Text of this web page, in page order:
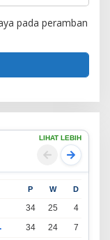
pada peramban
LIHAT LEBIH
P W D
34 25 4
34 24 7